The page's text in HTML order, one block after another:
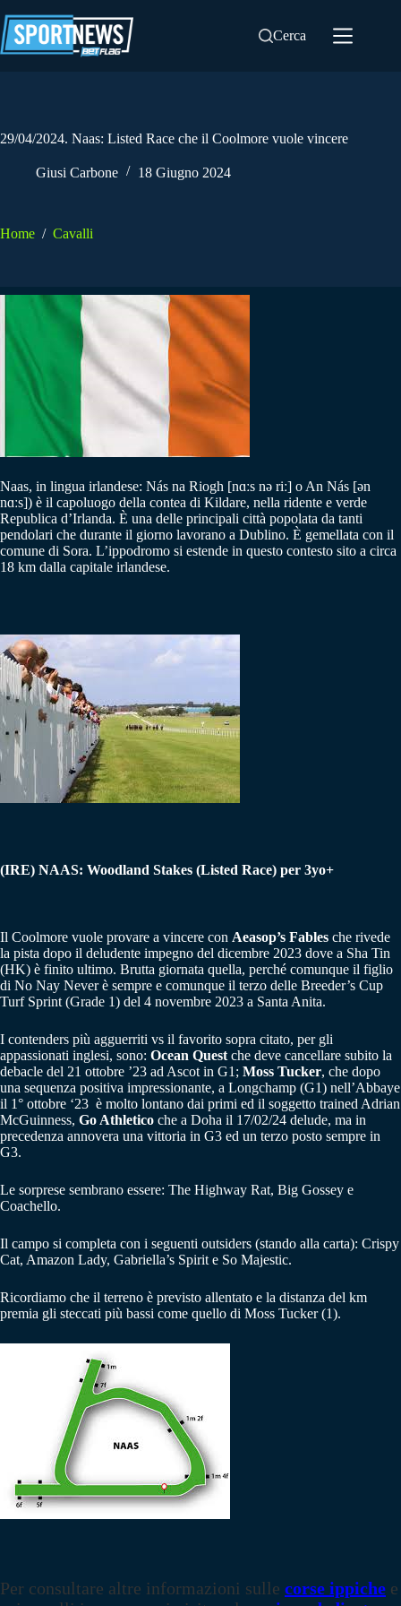
al
contenuto
Cerca
29/04/2024. Naas: Listed Race che il Coolmore vuole vincere
Giusi Carbone 18 Giugno 2024
Home / Cavalli
Naas, in lingua irlandese: Nás na Riogh [nɑːs nə riː] o An Nás [ən
nɑːs]) è il capoluogo della contea di Kildare, nella ridente e verde
Republica d’Irlanda. È una delle principali città popolata da tanti
pendolari che durante il giorno lavorano a Dublino. È gemellata con il
comune di Sora. L’ippodromo si estende in questo contesto sito a circa
18 km dalla capitale irlandese.
(IRE) NAAS: Woodland Stakes (Listed Race) per 3yo+
Il Coolmore vuole provare a vincere con Aeasop’s Fables che rivede
la pista dopo il deludente impegno del dicembre 2023 dove a Sha Tin
(HK) è finito ultimo. Brutta giornata quella, perché comunque il figlio
di No Nay Never è sempre e comunque il terzo delle Breeder’s Cup
Turf Sprint (Grade 1) del 4 novembre 2023 a Santa Anita.
I contenders più agguerriti vs il favorito sopra citato, per gli
appassionati inglesi, sono: Ocean Quest che deve cancellare subito la
debacle del 21 ottobre ’23 ad Ascot in G1; Moss Tucker, che dopo
una sequenza positiva impressionante, a Longchamp (G1) nell’Abbaye
il 1° ottobre ‘23 è molto lontano dai primi ed il soggetto trained Adrian
McGuinness, Go Athletico che a Doha il 17/02/24 delude, ma in
precedenza annovera una vittoria in G3 ed un terzo posto sempre in
G3.
Le sorprese sembrano essere: The Highway Rat, Big Gossey e
Coachello.
Il campo si completa con i seguenti outsiders (stando alla carta): Crispy
Cat, Amazon Lady, Gabriella’s Spirit e So Majestic.
Ricordiamo che il terreno è previsto allentato e la distanza del km
premia gli steccati più bassi come quello di Moss Tucker (1).
Per consultare altre informazioni sulle corse ippiche e